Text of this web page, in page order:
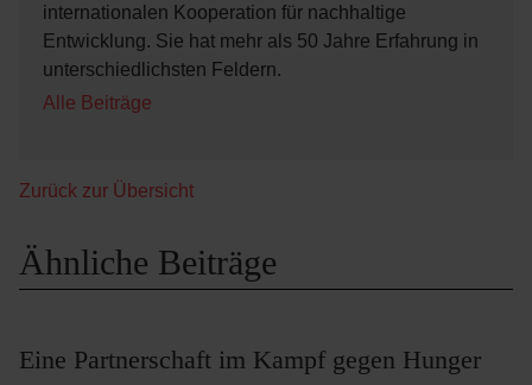
internationalen Kooperation für nachhaltige
Entwicklung. Sie hat mehr als 50 Jahre Erfahrung in
unterschiedlichsten Feldern.
Alle Beiträge
Zurück zur Übersicht
Ähnliche Beiträge
Eine Partnerschaft im Kampf gegen Hunger